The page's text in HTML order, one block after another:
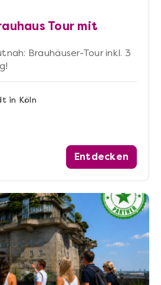
Tour mit
Brauhäuser-Tour inkl. 3
in Köln
Entdecken